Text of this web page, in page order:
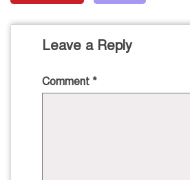
Leave a Reply
Comment *